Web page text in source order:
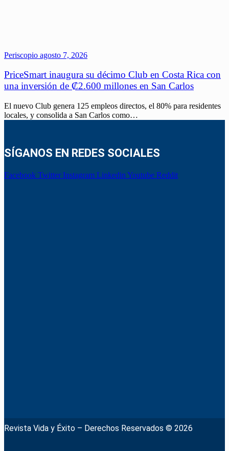
Periscopio agosto 7, 2026
PriceSmart inaugura su décimo Club en Costa Rica con
una inversión de ₡2.600 millones en San Carlos
El nuevo Club genera 125 empleos directos, el 80% para residentes
locales, y consolida a San Carlos como…
SÍGANOS EN REDES SOCIALES
Facebook Twitter Instagram Linkedin Youtube Reddit
Revista Vida y Éxito – Derechos Reservados © 2026